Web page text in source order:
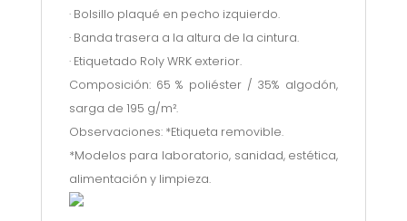
· Bolsillo plaqué en pecho izquierdo.
· Banda trasera a la altura de la cintura.
· Etiquetado Roly WRK exterior.
Composición: 65 % poliéster / 35% algodón,
sarga de 195 g/m².
Observaciones: *Etiqueta removible.
*Modelos para laboratorio, sanidad, estética,
alimentación y limpieza.